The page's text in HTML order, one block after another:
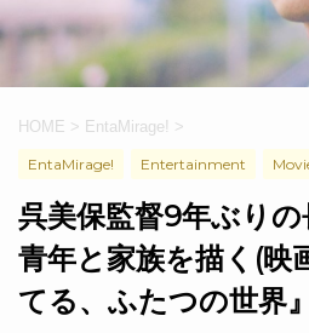
HOME > EntaMirage! >
EntaMirage! Entertainment
呉美保監督9年ぶり
青年と家族を描く(映
てる、ふたつの世界